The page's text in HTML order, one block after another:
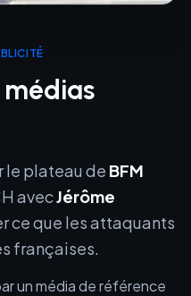
médias
le plateau de BFM
avecJérôme
ce que les attaquants
françaises.
un média de référence